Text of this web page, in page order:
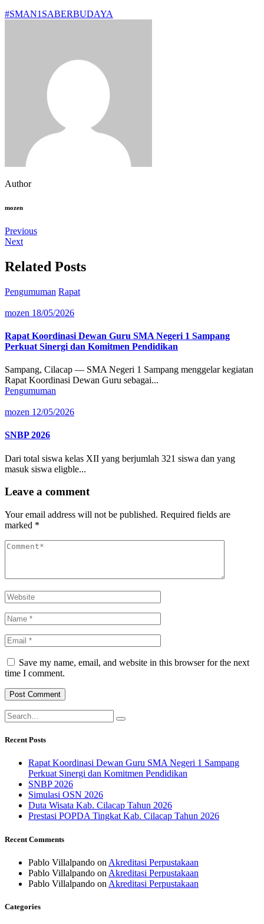
#SMAN1SABERBUDAYA
Author
mozen
Previous
Next
Related Posts
Pengumuman Rapat
mozen 18/05/2026
Rapat Koordinasi Dewan Guru SMA Negeri 1 Sampang
Perkuat Sinergi dan Komitmen Pendidikan
Sampang, Cilacap — SMA Negeri 1 Sampang menggelar kegiatan
Rapat Koordinasi Dewan Guru sebagai...
Pengumuman
mozen 12/05/2026
SNBP 2026
Dari total siswa kelas XII yang berjumlah 321 siswa dan yang
masuk siswa eligble...
Leave a comment
Your email address will not be published. Required fields are
marked *
Save my name, email, and website in this browser for the next
time I comment.
Recent Posts
Rapat Koordinasi Dewan Guru SMA Negeri 1 Sampang
Perkuat Sinergi dan Komitmen Pendidikan
SNBP 2026
Simulasi OSN 2026
Duta Wisata Kab. Cilacap Tahun 2026
Prestasi POPDA Tingkat Kab. Cilacap Tahun 2026
Recent Comments
Pablo Villalpando on Akreditasi Perpustakaan
Pablo Villalpando on Akreditasi Perpustakaan
Pablo Villalpando on Akreditasi Perpustakaan
Categories